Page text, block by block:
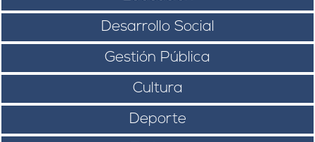
Desarrollo Social
Gestión Pública
Cultura
Deporte